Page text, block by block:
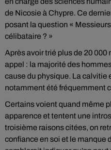
de Nicosie à Chypre. Ce
posant la question «
célibataire ? »
Après avoir trié plus de 20
appel : la majorité des
cause du physique. La calvitie
notamment été fréquemment
Certains voient quand même
apparence et tentent une
troisième raisons citées, on
confiance en soi et le manque